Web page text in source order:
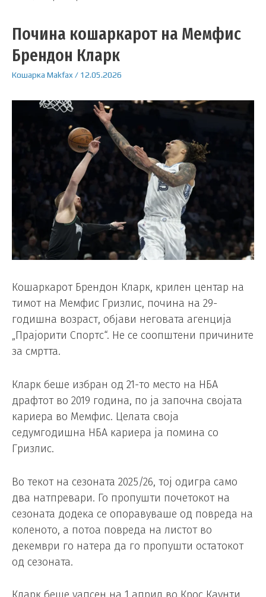
Почина кошаркарот на Мемфис
Брендон Кларк
Кошарка Makfax / 12.05.2026
Кошаркарот Брендон Кларк, крилен центар на
тимот на Мемфис Гризлис, почина на 29-
годишна возраст, објави неговата агенција
„Прајорити Спортс“. Не се соопштени причините
за смртта.
Кларк беше избран oд 21-то место на НБА
драфтот во 2019 година, по ја започна својата
кариера во Мемфис. Целата своја
седумгодишна НБА кариера ја помина со
Гризлис.
Во текот на сезоната 2025/26, тој одигра само
два натпревари. Го пропушти почетокот на
сезоната додека се опоравуваше од повреда на
коленото, а потоа повреда на листот во
декември го натера да го пропушти остатокот
од сезоната.